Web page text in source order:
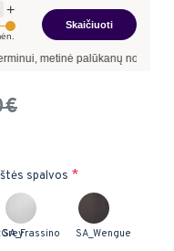
spalvos
SA_Frassino SA_Wengue
+
Skaičiuoti
palūkanų norma –9,90%